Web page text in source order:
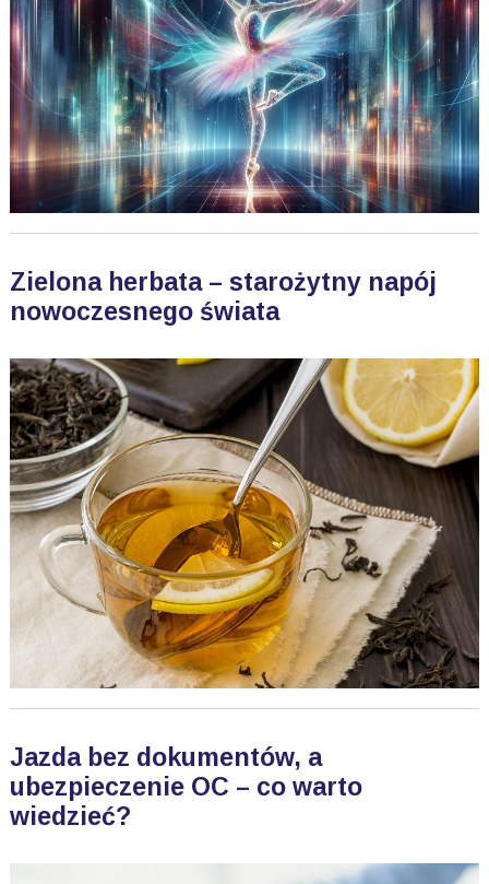
Zielona herbata – starożytny napój
nowoczesnego świata
Jazda bez dokumentów, a
ubezpieczenie OC – co warto
wiedzieć?